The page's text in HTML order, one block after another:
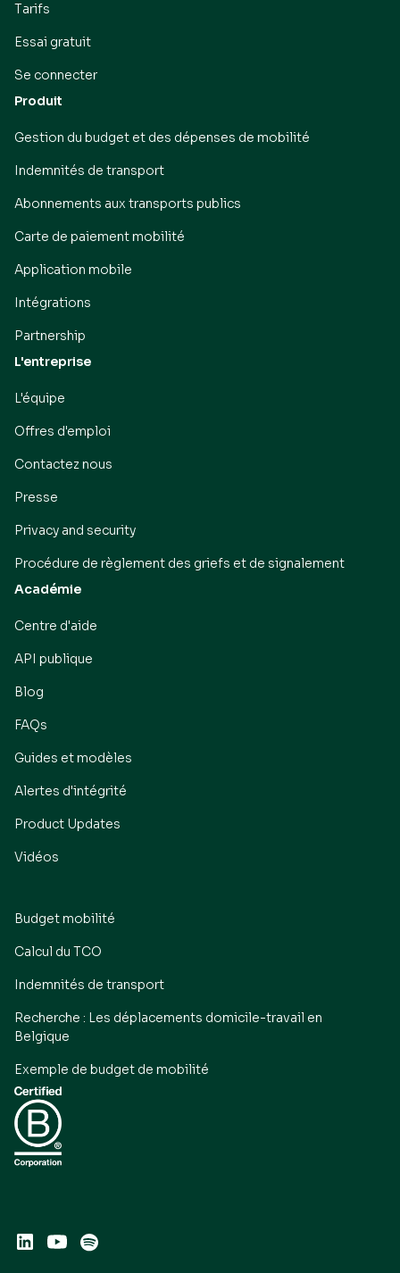
Tarifs
Essai gratuit
Se connecter
Produit
Gestion du budget et des dépenses de mobilité
Indemnités de transport
Abonnements aux transports publics
Carte de paiement mobilité
Application mobile
Intégrations
Partnership
L'entreprise
L'équipe
Offres d'emploi
Contactez nous
Presse
Privacy and security
Procédure de règlement des griefs et de signalement
Académie
Centre d'aide
API publique
Blog
FAQs
Guides et modèles
Alertes d'intégrité
Product Updates
Vidéos
Budget mobilité
Calcul du TCO
Indemnités de transport
Recherche : Les déplacements domicile-travail en
Belgique
Exemple de budget de mobilité